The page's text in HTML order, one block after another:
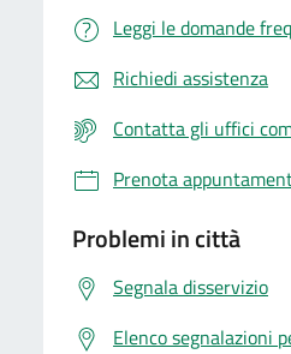
Leggi le domande
Richiedi assistenza
Contatta gli uffici
Prenota
Problemi in città
Segnala disservizio
Elenco segnalazioni